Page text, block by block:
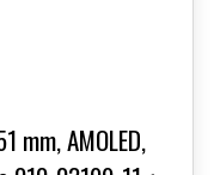
mm, AMOLED,